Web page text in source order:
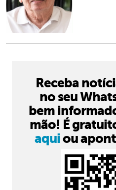
Receba
no seu
bem
mão! É
aquiou